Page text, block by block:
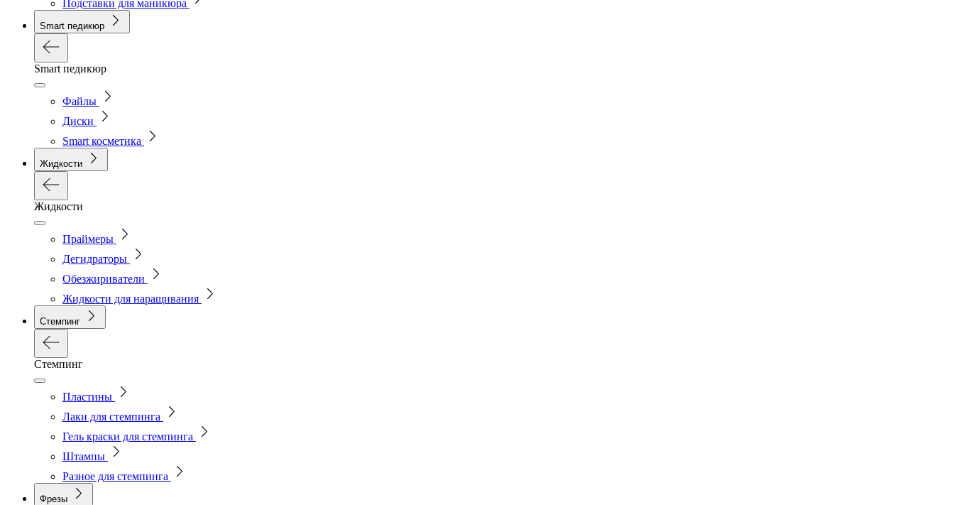
Подставки для маникюра
Smart педикюр
Smart педикюр
Файлы
Диски
Smart косметика
Жидкости
Жидкости
Праймеры
Дегидраторы
Обезжириватели
Жидкости для наращивания
Стемпинг
Стемпинг
Пластины
Лаки для стемпинга
Гель краски для стемпинга
Штампы
Разное для стемпинга
Фрезы